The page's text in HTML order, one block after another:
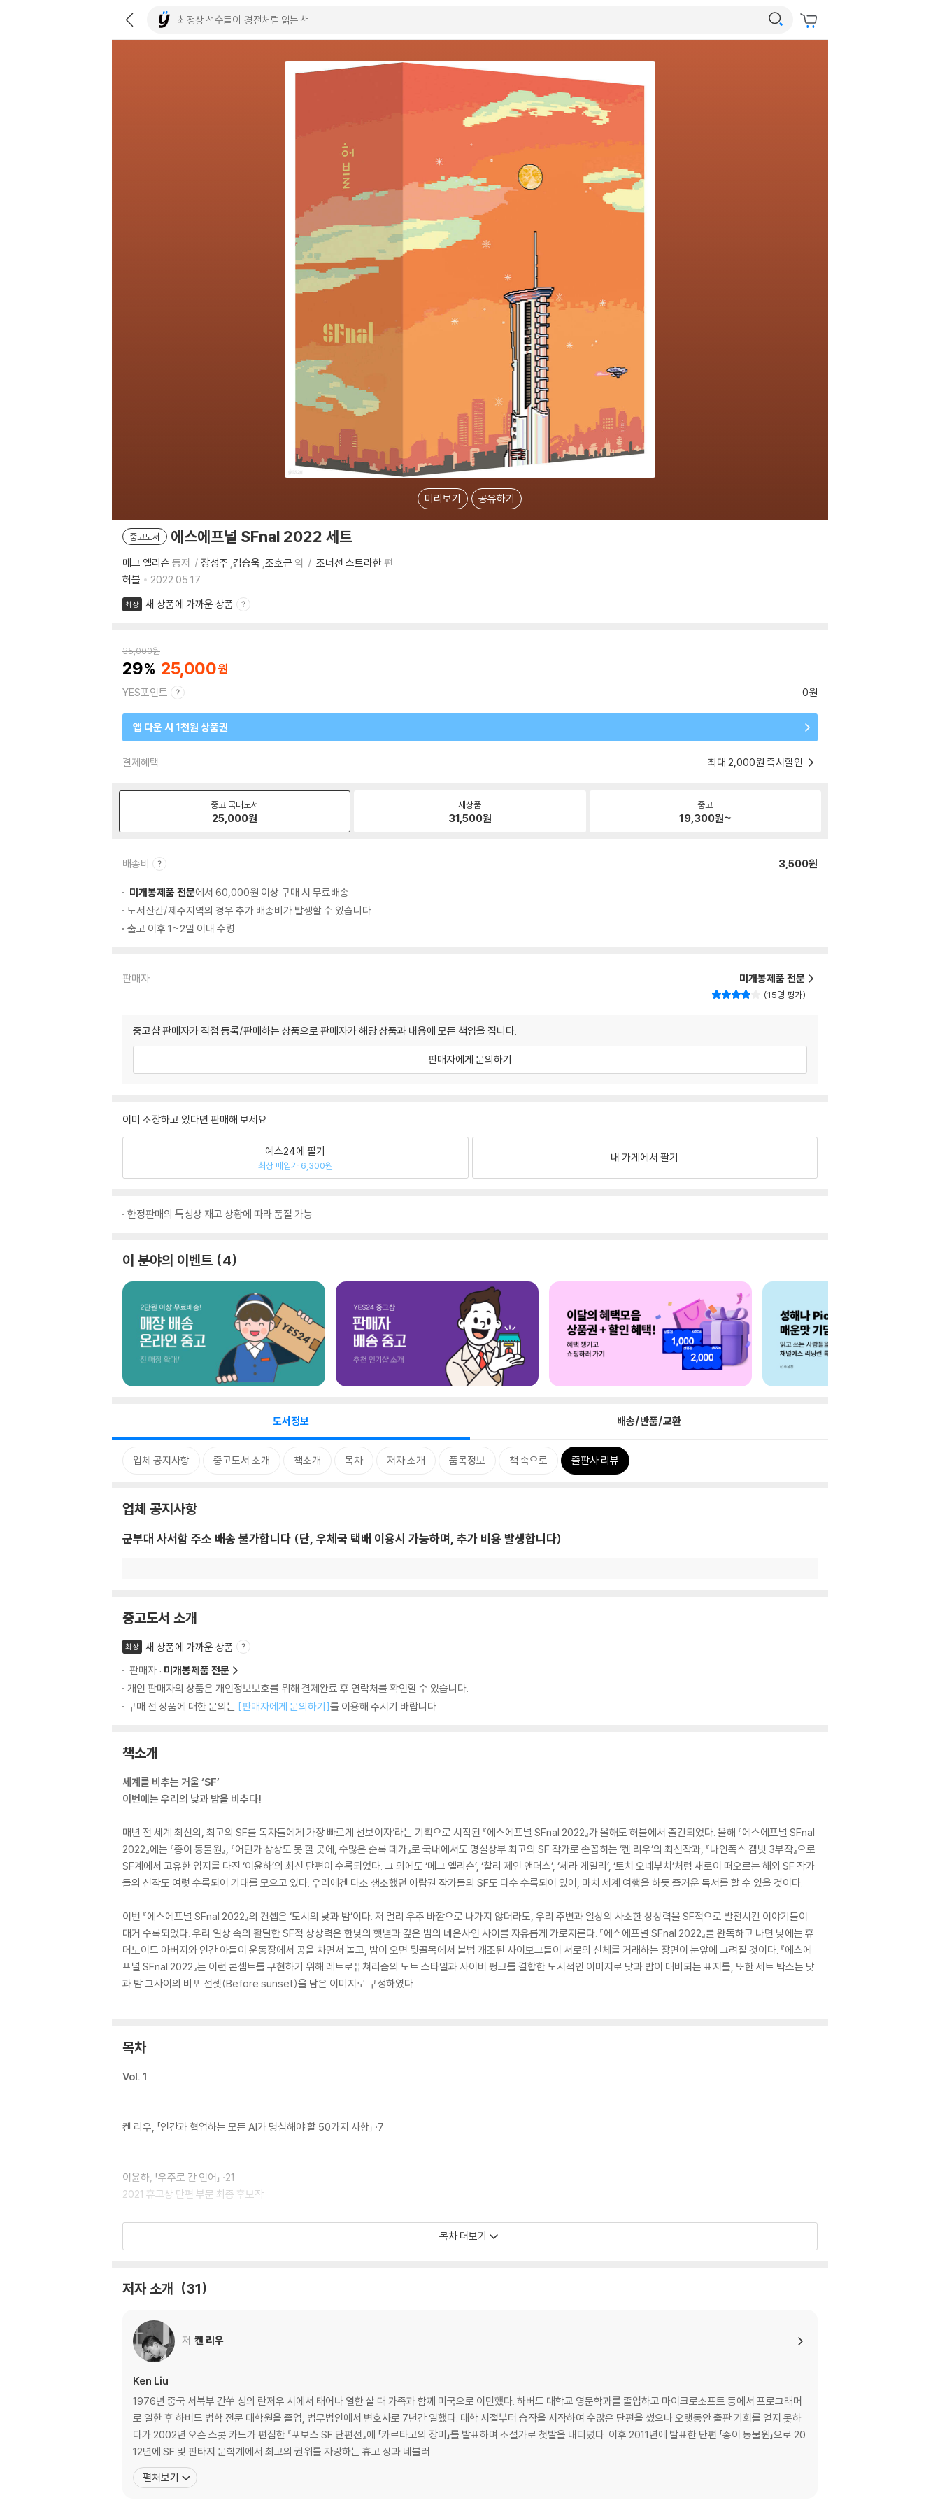
미리보기 공유하기
중고도서 에스에프널 SFnal 2022 세트
메그 엘리슨 등저 장성주 ,김승욱 ,조호근 역 조너선 스트라한 편
허블
2022.05.17.
최상 새 상품에 가까운 상품
35,000원
29 25,000
YES포인트 0원
앱 다운 시 1천원 상품권
결제혜택 최대 2,000원 즉시할인
중고 국내도서
25,000원
새상품
31,500원
중고
19,300원~
배송비 3,500원
미개봉제품 전문에서 60,000원 이상 구매 시 무료배송
도서산간/제주지역의 경우 추가 배송비가 발생할 수 있습니다.
출고 이후 1~2일 이내 수령
판매자 미개봉제품 전문
15명 평가
중고샵 판매자가 직접 등록/판매하는 상품으로 판매자가 해당 상품과 내용에 모든 책임을 집니다.
판매자에게 문의하기
이미 소장하고 있다면 판매해 보세요.
예스24에 팔기
최상 매입가 6,300원
내 가게에서 팔기
한정판매의 특성상 재고 상황에 따라 품절 가능
이 분야의 이벤트 4
도서정보 배송/반품/교환
업체 공지사항 중고도서 소개 책소개 목차 저자 소개 품목정보 책 속으로 출판사 리뷰
업체 공지사항
군부대 사서함 주소 배송 불가합니다 (단, 우체국 택배 이용시 가능하며, 추가 비용 발생합니다)
중고도서 소개
최상
새 상품에 가까운 상품
판매자 : 미개봉제품 전문
개인 판매자의 상품은 개인정보보호를 위해 결제완료 후 연락처를 확인할 수 있습니다.
구매 전 상품에 대한 문의는 [판매자에게 문의하기]를 이용해 주시기 바랍니다.
책소개
세계를 비추는 거울 ‘SF’
이번에는 우리의 낮과 밤을 비추다!
매년 전 세계 최신의, 최고의 SF를 독자들에게 가장 빠르게 선보이자‘라는 기획으로 시작된 『에스에프널 SFnal 2022』가 올해도 허블에서 출간되었다. 올해 『에스에프널 SFnal
2022』에는 『종이 동물원』, 『어딘가 상상도 못 할 곳에, 수많은 순록 떼가』로 국내에서도 명실상부 최고의 SF 작가로 손꼽히는 ‘켄 리우’의 최신작과, 『나인폭스 갬빗 3부작』으로
SF계에서 고유한 입지를 다진 ‘이윤하’의 최신 단편이 수록되었다. 그 외에도 ‘메그 엘리슨’, ‘찰리 제인 앤더스’, ‘세라 게일리’, ‘토치 오녜부치’처럼 새로이 떠오르는 해외 SF 작가
들의 신작도 여럿 수록되어 기대를 모으고 있다. 우리에겐 다소 생소했던 아랍권 작가들의 SF도 다수 수록되어 있어, 마치 세계 여행을 하듯 즐거운 독서를 할 수 있을 것이다.
이번 『에스에프널 SFnal 2022』의 컨셉은 ‘도시의 낮과 밤’이다. 저 멀리 우주 바깥으로 나가지 않더라도, 우리 주변과 일상의 사소한 상상력을 SF적으로 발전시킨 이야기들이
대거 수록되었다. 우리 일상 속의 활달한 SF적 상상력은 한낮의 햇볕과 깊은 밤의 네온사인 사이를 자유롭게 가로지른다. 『에스에프널 SFnal 2022』를 완독하고 나면 낮에는 휴
머노이드 아버지와 인간 아들이 운동장에서 공을 차면서 놀고, 밤이 오면 뒷골목에서 불법 개조된 사이보그들이 서로의 신체를 거래하는 장면이 눈앞에 그려질 것이다. 『에스에
프널 SFnal 2022』는 이런 콘셉트를 구현하기 위해 레트로퓨쳐리즘의 도트 스타일과 사이버 펑크를 결합한 도시적인 이미지로 낮과 밤이 대비되는 표지를, 또한 세트 박스는 낮
과 밤 그사이의 비포 선셋(Before sunset)을 담은 이미지로 구성하였다.
목차
Vol. 1
켄 리우, 「인간과 협업하는 모든 AI가 명심해야 할 50가지 사항」 ·7
이윤하, 「우주로 간 인어」 ·21
2021 휴고상 단편 부문 최종 후보작
칼 슈뢰더, 「우리의 문제들이 자살합니다」 ·123
닉 울븐, 「스파클리비츠」 ·155
목차 더보기
저자 소개 31
저 켄 리우
Ken Liu
1976년 중국 서북부 간쑤 성의 란저우 시에서 태어나 열한 살 때 가족과 함께 미국으로 이민했다. 하버드 대학교 영문학과를 졸업하고 마이크로소프트 등에서 프로그래머
로 일한 후 하버드 법학 전문 대학원을 졸업, 법무법인에서 변호사로 7년간 일했다. 대학 시절부터 습작을 시작하여 수많은 단편을 썼으나 오랫동안 출판 기회를 얻지 못하
다가 2002년 오슨 스콧 카드가 편집한 『포보스 SF 단편선』에 「카르타고의 장미」를 발표하며 소설가로 첫발을 내디뎠다. 이후 2011년에 발표한 단편 「종이 동물원」으로 20
12년에 SF 및 판타지 문학계에서 최고의 권위를 자랑하는 휴고 상과 네뷸러
펼쳐보기